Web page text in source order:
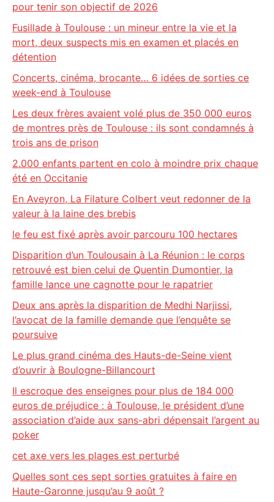
pour tenir son objectif de 2026
Fusillade à Toulouse : un mineur entre la vie et la
mort, deux suspects mis en examen et placés en
détention
Concerts, cinéma, brocante… 6 idées de sorties ce
week-end à Toulouse
Les deux frères avaient volé plus de 350 000 euros
de montres près de Toulouse : ils sont condamnés à
trois ans de prison
2.000 enfants partent en colo à moindre prix chaque
été en Occitanie
En Aveyron, La Filature Colbert veut redonner de la
valeur à la laine des brebis
le feu est fixé après avoir parcouru 100 hectares
Disparition d’un Toulousain à La Réunion : le corps
retrouvé est bien celui de Quentin Dumontier, la
famille lance une cagnotte pour le rapatrier
Deux ans après la disparition de Medhi Narjissi,
l’avocat de la famille demande que l’enquête se
poursuive
Le plus grand cinéma des Hauts-de-Seine vient
d’ouvrir à Boulogne-Billancourt
Il escroque des enseignes pour plus de 184 000
euros de préjudice : à Toulouse, le président d’une
association d’aide aux sans-abri dépensait l’argent au
poker
cet axe vers les plages est perturbé
Quelles sont ces sept sorties gratuites à faire en
Haute-Garonne jusqu’au 9 août ?